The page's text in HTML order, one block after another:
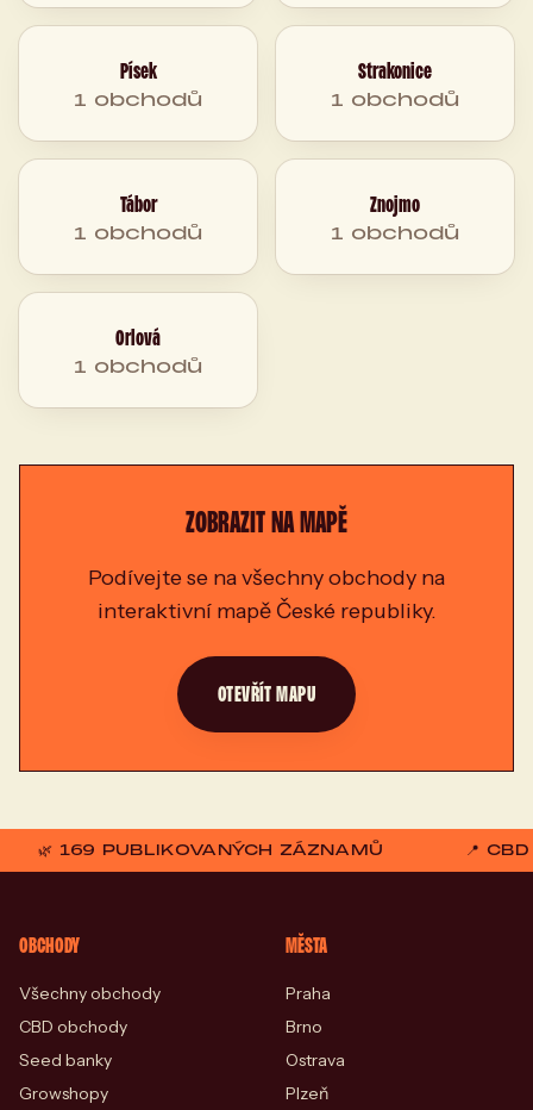
Písek
1 obchodů
Strakonice
1 obchodů
Tábor
1 obchodů
Znojmo
1 obchodů
Orlová
1 obchodů
ZOBRAZIT NA MAPĚ
Podívejte se na všechny obchody na
interaktivní mapě České republiky.
OTEVŘÍT MAPU
🌿 169 PUBLIKOVANÝCH ZÁZNAMŮ 📍
OBCHODY
Všechny obchody
CBD obchody
Seed banky
Growshopy
MĚSTA
Praha
Brno
Ostrava
Plzeň